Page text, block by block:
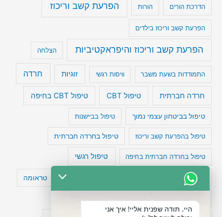
הדרכת הורים הורות הפרעת קשב וריכוז
הפרעת קשב וריכוז בילדים
הפרעת קשב וריכוז והיפראקטיביות הצלחה
התמודדות בשעת משבר וויסות רגשי זוגיות חרדה
חרדה חברתית טיפול CBT טיפול CBT בחיפה
טיפול בביטחון עצמי נמוך טיפול בביישנות
טיפול בהפרעת קשב וריכוז טיפול בחרדה חברתית
טיפול בחרדה חברתית בחיפה טיפול רגשי
טיפול תרופתי להפרעת קשב טעויות חשיבה טראומה
היי. תודה שפנית אליי! איך אני